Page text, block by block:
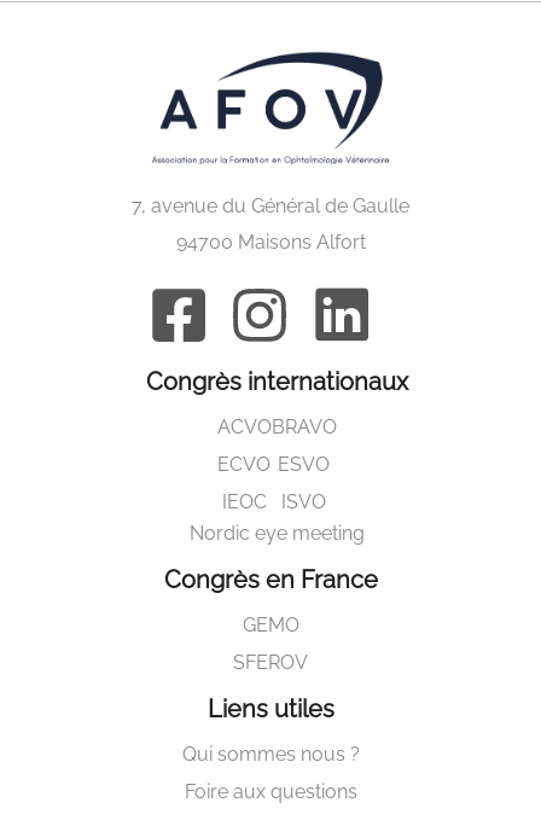
7, avenue du Général de Gaulle
94700 Maisons Alfort
Congrès internationaux
ACVO
ECVO
IEOC
BRAVO
ESVO
ISVO
Nordic eye meeting
Congrès en France
GEMO
SFEROV
Liens utiles
Qui sommes nous ?
Foire aux questions